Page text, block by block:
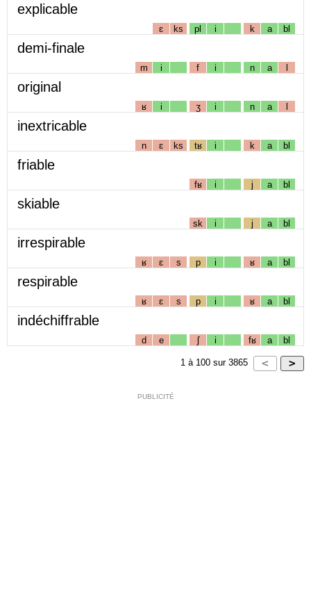
explicable
ɛ ks pl i k a bl
demi-finale
m i f i n a l
original
ʁ i ʒ i n a l
inextricable
n ɛ ks tʁ i k a bl
friable
fʁ i j a bl
skiable
sk i j a bl
irrespirable
ʁ ɛ s p i ʁ a bl
respirable
ʁ ɛ s p i ʁ a bl
indéchiffrable
d e ʃ i fʁ a bl
1 à 100 sur 3865
PUBLICITÉ